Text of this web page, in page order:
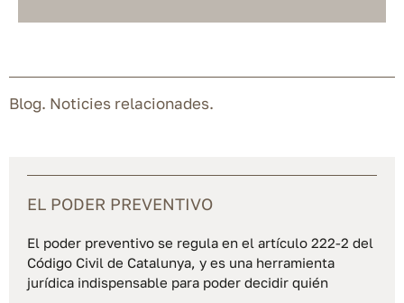
Blog. Noticies relacionades.
EL PODER PREVENTIVO
El poder preventivo se regula en el artículo 222-2 del
Código Civil de Catalunya, y es una herramienta
jurídica indispensable para poder decidir quién